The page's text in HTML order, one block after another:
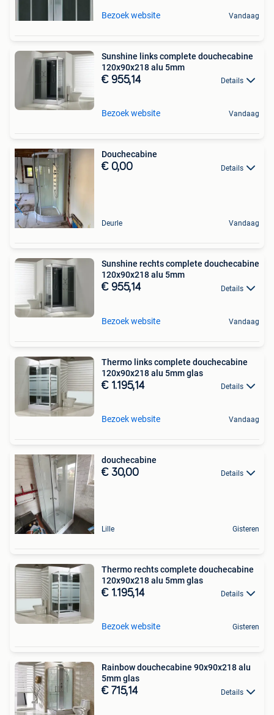
Bezoek website Vandaag
Sunshine links complete douchecabine
120x90x218 alu 5mm
€ 955,14 Details
Bezoek website Vandaag
Douchecabine
€ 0,00 Details
Deurle Vandaag
Sunshine rechts complete douchecabine
120x90x218 alu 5mm
€ 955,14 Details
Bezoek website Vandaag
Thermo links complete douchecabine
120x90x218 alu 5mm glas
€ 1.195,14 Details
Bezoek website Vandaag
douchecabine
€ 30,00 Details
Lille Gisteren
Thermo rechts complete douchecabine
120x90x218 alu 5mm glas
€ 1.195,14 Details
Bezoek website Gisteren
Rainbow douchecabine 90x90x218 alu
5mm glas
€ 715,14 Details